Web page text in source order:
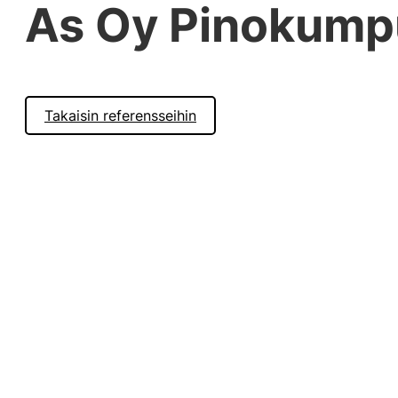
As Oy
Takaisin referensseihin